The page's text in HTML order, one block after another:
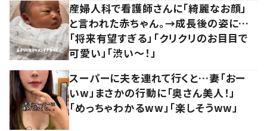
産婦人科で看護師さんに「綺麗なお顔」
と言われた赤ちゃん。→成長後の姿に…
「将来有望すぎる」「クリクリのお目目で
可愛い」「渋い～！」
スーパーに夫を連れて行くと…妻「おー
いw」まさかの行動に「奥さん美人！」
「めっちゃわかるww」「楽しそうww」